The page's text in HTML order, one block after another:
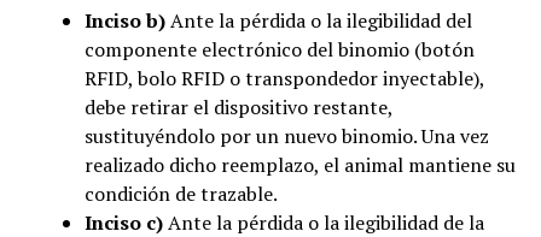
Inciso b)Ante la pérdida o la ilegibilidad del
componente electrónico del binomio (botón
RFID, bolo RFID o transpondedor inyectable),
debe retirar el dispositivo restante,
sustituyéndolo por un nuevo binomio. Una vez
realizado dicho reemplazo, el animal mantiene su
condición de trazable.
Inciso c)Ante la pérdida o la ilegibilidad de la